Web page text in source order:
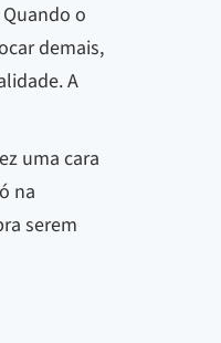
o
demais,
A
uma cara
na
serem